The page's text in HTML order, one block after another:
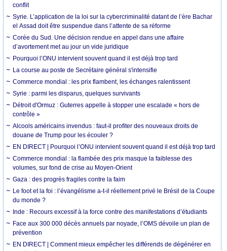
conflit
Syrie. L’application de la loi sur la cybercriminalité datant de l’ère Bachar
el Assad doit être suspendue dans l’attente de sa réforme
Corée du Sud. Une décision rendue en appel dans une affaire
d’avortement met au jour un vide juridique
Pourquoi l’ONU intervient souvent quand il est déjà trop tard
La course au poste de Secrétaire général s'intensifie
Commerce mondial : les prix flambent, les échanges ralentissent
Syrie : parmi les disparus, quelques survivants
Détroit d'Ormuz : Guterres appelle à stopper une escalade « hors de
contrôle »
Alcools américains invendus : faut-il profiter des nouveaux droits de
douane de Trump pour les écouler ?
EN DIRECT | Pourquoi l’ONU intervient souvent quand il est déjà trop tard
Commerce mondial : la flambée des prix masque la faiblesse des
volumes, sur fond de crise au Moyen-Orient
Gaza : des progrès fragiles contre la faim
Le foot et la foi : l’évangélisme a-t-il réellement privé le Brésil de la Coupe
du monde ?
Inde : Recours excessif à la force contre des manifestations d’étudiants
Face aux 300 000 décès annuels par noyade, l’OMS dévoile un plan de
prévention
EN DIRECT | Comment mieux empêcher les différends de dégénérer en